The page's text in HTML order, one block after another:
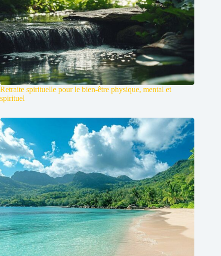
Retraite spirituelle pour le bien-être physique, mental et
spirituel